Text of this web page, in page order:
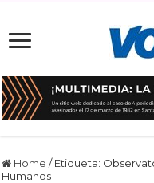
Home / Etiqueta:
Humanos